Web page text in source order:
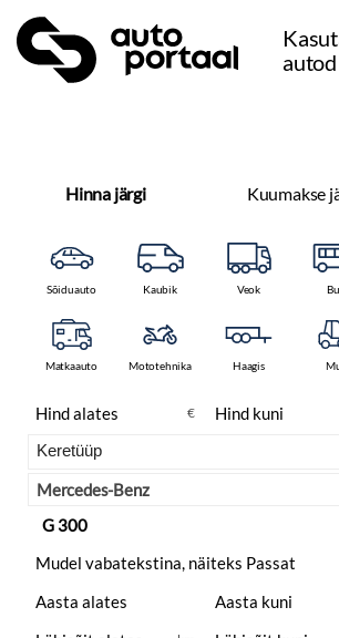
autod
Hinna järgi Kuumakse
Sõiduauto Kaubik Veok
Matkaauto Mototehnika Haagis
€
Mercedes-Benz